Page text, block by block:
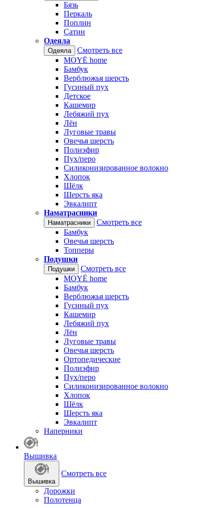
Бязь
Перкаль
Поплин
Сатин
Одеяла
Одеяла
Смотреть все
MOYЁ home
Бамбук
Верблюжья шерсть
Гусиный пух
Детское
Кашемир
Лебяжий пух
Лён
Луговые травы
Овечья шерсть
Полиэфир
Пух/перо
Силиконизированное волокно
Хлопок
Шёлк
Шерсть яка
Эвкалипт
Наматрасники
Наматрасники
Смотреть все
Бамбук
Овечья шерсть
Топперы
Подушки
Подушки
Смотреть все
MOYЁ home
Бамбук
Верблюжья шерсть
Гусиный пух
Кашемир
Лебяжий пух
Лён
Луговые травы
Овечья шерсть
Ортопедические
Полиэфир
Пух/перо
Силиконизированное волокно
Хлопок
Шёлк
Шерсть яка
Эвкалипт
Наперники
Вышивка
Вышивка
Смотреть все
Дорожки
Полотенца